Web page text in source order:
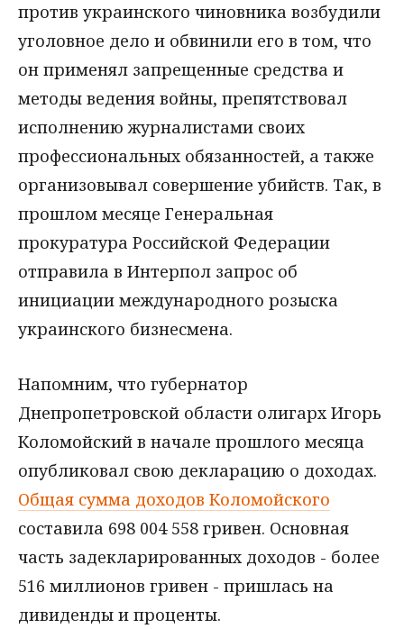
против украинского чиновника возбудили
уголовное дело и обвинили его в том, что
он применял запрещенные средства и
методы ведения войны, препятствовал
исполнению журналистами своих
профессиональных обязанностей, а также
организовывал совершение убийств. Так, в
прошлом месяце Генеральная
прокуратура Российской Федерации
отправила в Интерпол запрос об
инициации международного розыска
украинского бизнесмена.
Напомним, что губернатор
Днепропетровской области олигарх Игорь
Коломойский в начале прошлого месяца
опубликовал свою декларацию о доходах.
Общая сумма доходов Коломойского
составила 698 004 558 гривен. Основная
часть задекларированных доходов - более
516 миллионов гривен - пришлась на
дивиденды и проценты.